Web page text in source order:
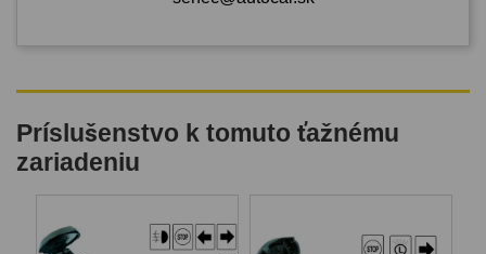
Príslušenstvo k tomuto ťažnému
zariadeniu